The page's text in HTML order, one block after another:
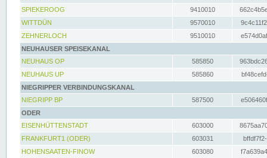
SPIEKEROOG
9410010
WITTDÜN
9570010
ZEHNERLOCH
9510010
NEUHAUSER SPEISEKANAL
NEUHAUS OP
585850
NEUHAUS UP
585860
NIEGRIPPER VERBINDUNGSKANAL
NIEGRIPP BP
587500
ODER
EISENHÜTTENSTADT
603000
FRANKFURT1 (ODER)
603031
HOHENSAATEN-FINOW
603080